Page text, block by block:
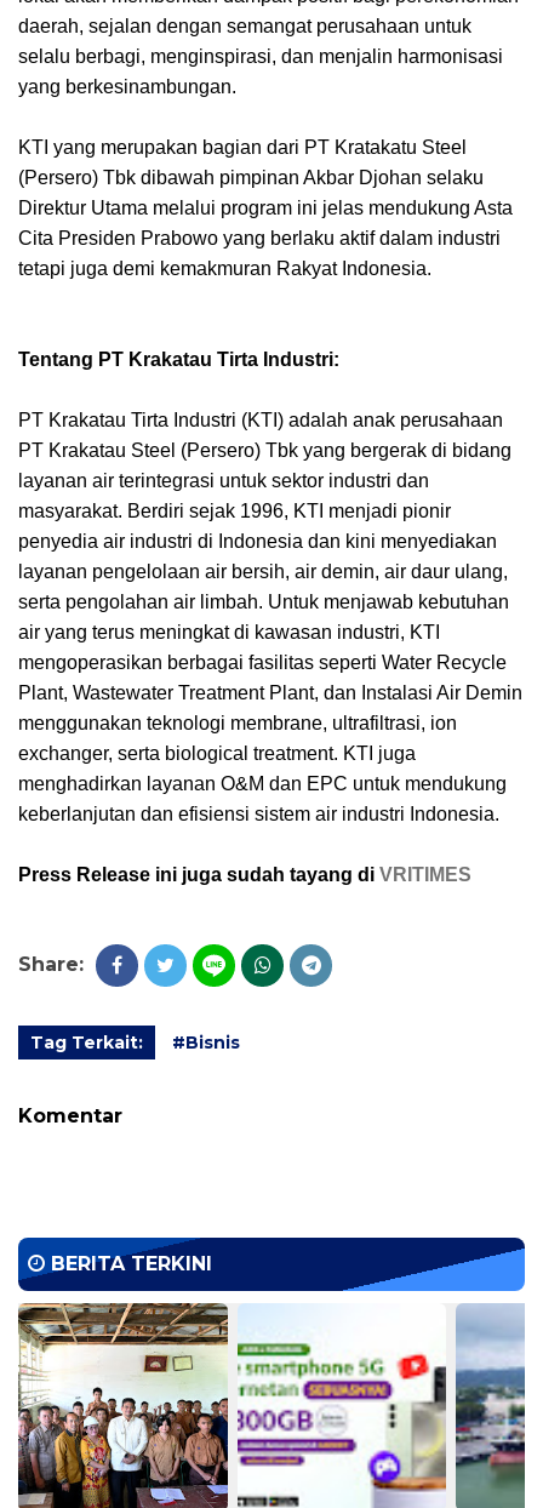
daerah, sejalan dengan semangat perusahaan untuk
selalu berbagi, menginspirasi, dan menjalin harmonisasi
yang berkesinambungan.
KTI yang merupakan bagian dari PT Kratakatu Steel
(Persero) Tbk dibawah pimpinan Akbar Djohan selaku
Direktur Utama melalui program ini jelas mendukung Asta
Cita Presiden Prabowo yang berlaku aktif dalam industri
tetapi juga demi kemakmuran Rakyat Indonesia.
Tentang PT Krakatau Tirta Industri:
PT Krakatau Tirta Industri (KTI) adalah anak perusahaan
PT Krakatau Steel (Persero) Tbk yang bergerak di bidang
layanan air terintegrasi untuk sektor industri dan
masyarakat. Berdiri sejak 1996, KTI menjadi pionir
penyedia air industri di Indonesia dan kini menyediakan
layanan pengelolaan air bersih, air demin, air daur ulang,
serta pengolahan air limbah. Untuk menjawab kebutuhan
air yang terus meningkat di kawasan industri, KTI
mengoperasikan berbagai fasilitas seperti Water Recycle
Plant, Wastewater Treatment Plant, dan Instalasi Air Demin
menggunakan teknologi membrane, ultrafiltrasi, ion
exchanger, serta biological treatment. KTI juga
menghadirkan layanan O&M dan EPC untuk mendukung
keberlanjutan dan efisiensi sistem air industri Indonesia.
Press Release ini juga sudah tayang di VRITIMES
Share:
Tag Terkait: #Bisnis
Komentar
BERITA TERKINI